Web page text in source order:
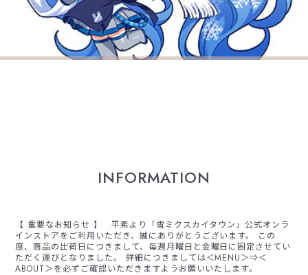
INFORMATION
【 重要なお知らせ 】 平素より「雪ミクスカイタウン」公式オンラ
インストアをご利用いただき、誠にありがとうございます。 この
度、商品の出荷日につきまして、毎週月曜日と金曜日に固定させてい
ただく運びとなりました。 詳細につきましては＜MENU＞⇒＜
ABOUT＞を必ずご確認いただきますようお願いいたします。